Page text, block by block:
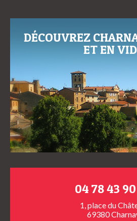
DÉCOUVREZ
ET EN
04 78 43
1, place du
69380